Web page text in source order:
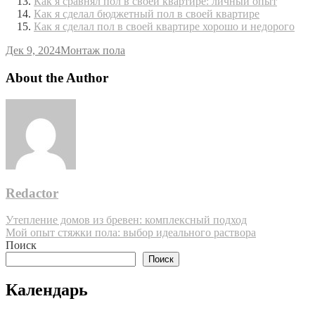
Как я сделал бюджетный пол в своей квартире
Как я сделал пол в своей квартире хорошо и недорого
Дек 9, 2024Монтаж пола
About the Author
Redactor
Навигация
по
Утепление домов из бревен: комплексный подход
Мой опыт стяжки пола: выбор идеального раствора
Поиск
Поиск
Календарь